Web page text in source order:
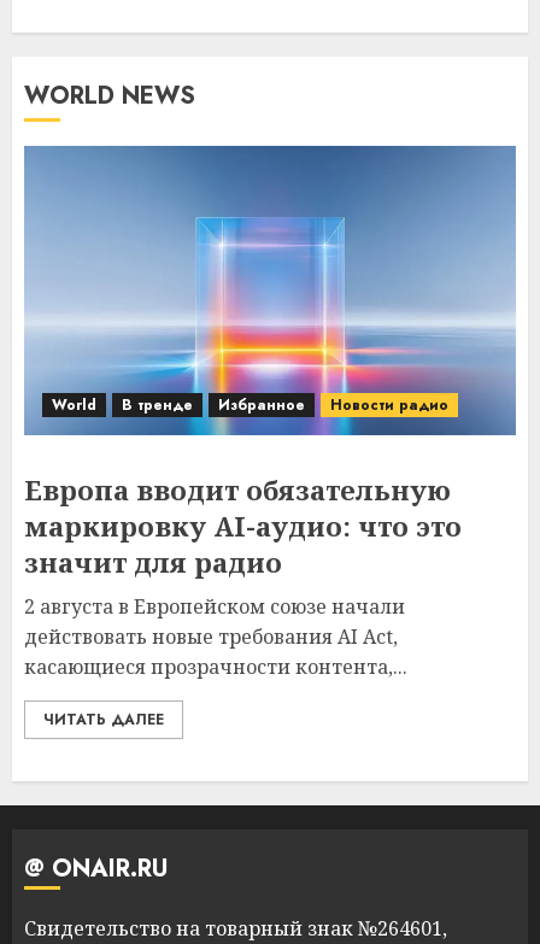
WORLD NEWS
World В тренде Избранное Новости радио
Европа вводит обязательную
маркировку AI-аудио: что это
значит для радио
2 августа в Европейском союзе начали
действовать новые требования AI Act,
касающиеся прозрачности контента,...
ЧИТАТЬ ДАЛЕЕ
@ ONAIR.RU
Свидетельство на товарный знак №264601,